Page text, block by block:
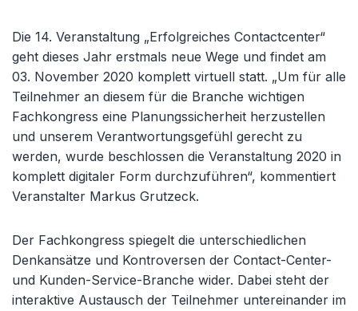
Die 14. Veranstaltung „Erfolgreiches Contactcenter“
geht dieses Jahr erstmals neue Wege und findet am
03. November 2020 komplett virtuell statt. „Um für alle
Teilnehmer an diesem für die Branche wichtigen
Fachkongress eine Planungssicherheit herzustellen
und unserem Verantwortungsgefühl gerecht zu
werden, wurde beschlossen die Veranstaltung 2020 in
komplett digitaler Form durchzuführen“, kommentiert
Veranstalter Markus Grutzeck.
Der Fachkongress spiegelt die unterschiedlichen
Denkansätze und Kontroversen der Contact-Center-
und Kunden-Service-Branche wider. Dabei steht der
interaktive Austausch der Teilnehmer untereinander im